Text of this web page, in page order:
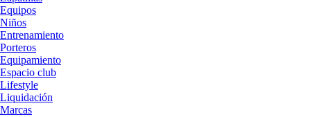
Equipos
Niños
Entrenamiento
Porteros
Equipamiento
Espacio club
Lifestyle
Liquidación
Marcas